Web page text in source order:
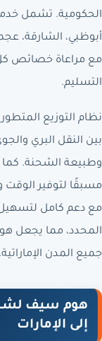
الحكومية. تشمل
أبوظبي، الشارقة،
مع مراعاة خصائص
التسليم.
نظام التوزيع
بين النقل البري
وطبيعة الشحنة. كما
مسبقًا لتوفير
مع دعم كامل لتسهيل
المحدد، مما يجعل
جميع المدن الإماراتية.
هوم سيف
إلى الإمارات